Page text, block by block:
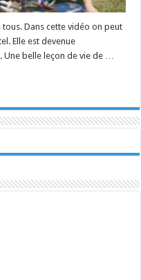
Dans cette vidéo on peut
Elle est devenue
belle leçon de vie de …